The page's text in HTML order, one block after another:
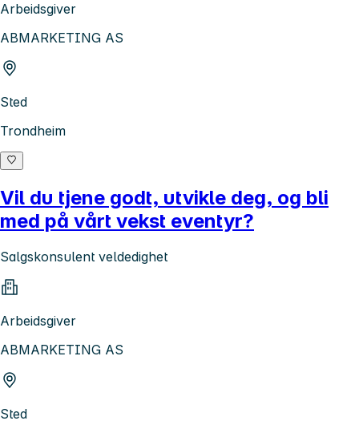
Arbeidsgiver
ABMARKETING AS
Sted
Trondheim
Vil du tjene godt, utvikle deg, og bli
med på vårt vekst eventyr?
Salgskonsulent veldedighet
Arbeidsgiver
ABMARKETING AS
Sted